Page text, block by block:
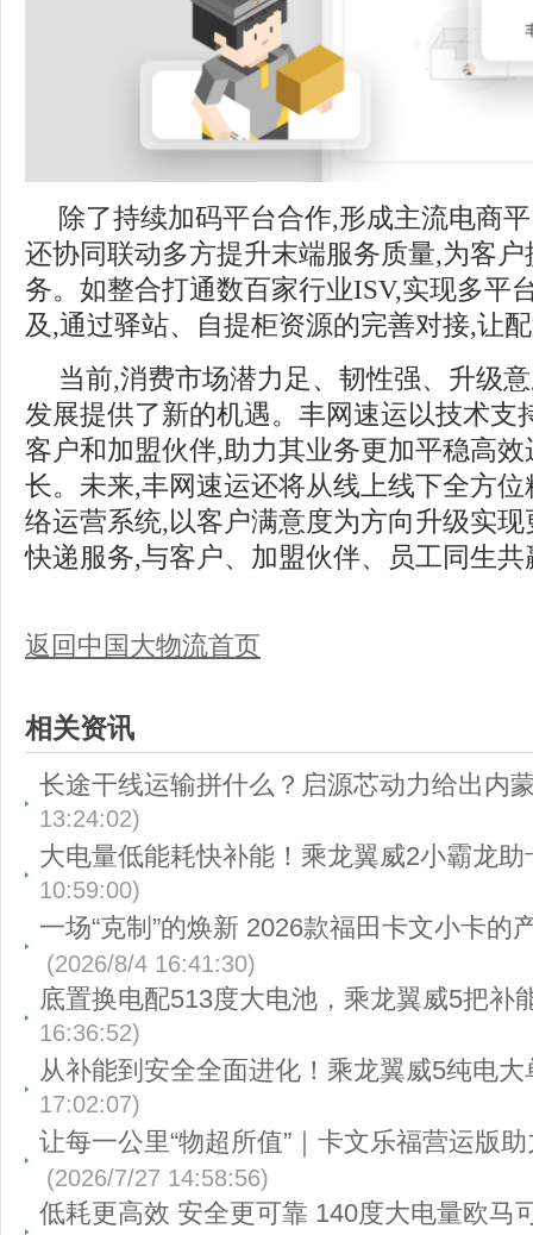
除了持续加码平台合作,形成主流电商
还协同联动多方提升末端服务质量,为客
务。如整合打通数百家行业ISV,实现多平
及,通过驿站、自提柜资源的完善对接,让
当前,消费市场潜力足、韧性强、升级
发展提供了新的机遇。丰网速运以技术支
客户和加盟伙伴,助力其业务更加平稳高
长。未来,丰网速运还将从线上线下全方
络运营系统,以客户满意度为方向升级实
快递服务,与客户、加盟伙伴、员工同生
返回中国大物流首页
相关资讯
长途干线运输拼什么？启源芯动力给出内
13:24:02)
大电量低能耗快补能！乘龙翼威2小霸龙
10:59:00)
一场“克制”的焕新 2026款福田卡文小卡的
(2026/8/4 16:41:30)
底置换电配513度大电池，乘龙翼威5把补
16:36:52)
从补能到安全全面进化！乘龙翼威5纯电
17:02:07)
让每一公里“物超所值”｜卡文乐福营运版
(2026/7/27 14:58:56)
低耗更高效 安全更可靠 140度大电量欧马